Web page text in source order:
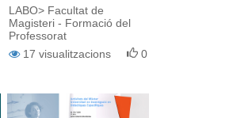
experiències docents
LABO> Facultat de
Magisteri - Formació del
Professorat
17 visualitzacions 0